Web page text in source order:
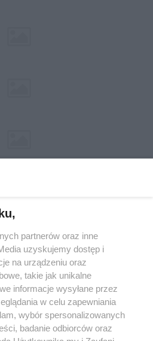
nie może być powielany i
w jakikolwiek sposób (w
na jakimkolwiek polu
włącznie z umieszczaniem w
praw. Jakiekolwiek użycie lub
lub w części z naruszeniem prawa,
pod groźbą kary i może być
partnerów oraz inne
uzyskujemy dostęp i
na urządzeniu oraz
takie jak unikalne
informacje wysyłane przez
w celu zapewniania
wybór spersonalizowanych
badanie odbiorców oraz